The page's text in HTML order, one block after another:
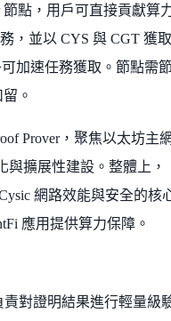
節點，用戶可直接貢獻算
，並以 CYS 與 CGT 獲
加速任務獲取。節點需
。
Prover，聚焦以太坊主
擴展性建設。整體上，
網路效能與安全的核
應用提供算力保障。
責對證明結果進行輕量級